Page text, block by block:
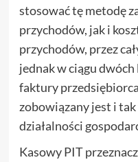
stosować tę metodę
przychodów, jak i
przychodów, przez
jednak w ciągu
faktury
zobowiązany jest i
działalności
Kasowy PIT